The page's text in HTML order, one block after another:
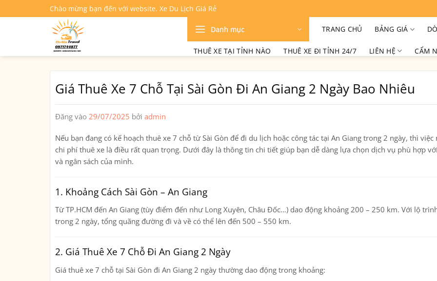
qua
Chào mừng bạn đến với website. Xe Du Lịch Giá Rẻ
Danh mục TRANG CHỦ BẢNG GIÁ
THUÊ XE TẠI TỈNH NÀO THUÊ XE ĐI TỈNH 24/7 LIÊN HỆ CẨM
Giá Thuê Xe 7 Chỗ Tại Sài Gòn Đi An Giang 2 Ngày Bao Nhiêu
Đăng vào 29/07/2025 bởi admin
Nếu bạn đang có kế hoạch thuê xe 7 chỗ từ Sài Gòn để đi du lịch hoặc công tác tại An Giang trong 2 ngày, thì việc
chi phí thuê xe là điều rất quan trọng. Dưới đây là thông tin chi tiết giúp bạn dễ dàng lựa chọn dịch vụ phù hợp
và ngân sách của mình.
1. Khoảng Cách Sài Gòn – An Giang
Từ TP.HCM đến An Giang (tùy điểm đến như Long Xuyên, Châu Đốc…) dao động khoảng 200 – 250 km. Với lộ
trong 2 ngày, tổng quãng đường đi và về có thể lên đến 500 – 550 km.
2. Giá Thuê Xe 7 Chỗ Đi An Giang 2 Ngày
Giá thuê xe 7 chỗ tại Sài Gòn đi An Giang 2 ngày thường dao động trong khoảng: